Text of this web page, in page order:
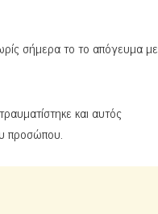
σήμερα το το απόγευμα με
και αυτός
προσώπου.